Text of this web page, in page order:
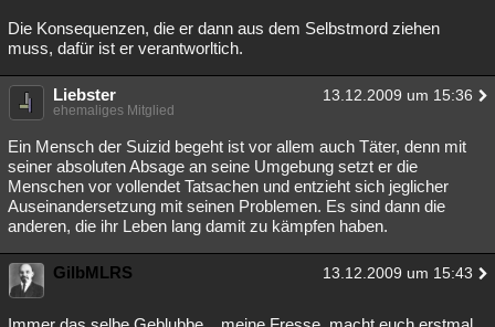
Die Konsequenzen, die er dann aus dem Selbstmord ziehen
muss, dafür ist er verantworltich.
Liebster 13.12.2009 um 15:36
ehemaliges Mitglied
Ein Mensch der Suizid begeht ist vor allem auch Täter, denn mit
seiner absoluten Absage an seine Umgebung setzt er die
Menschen vor vollendet Tatsachen und entzieht sich jeglicher
Auseinandersetzung mit seinen Problemen. Es sind dann die
anderen, die ihr Leben lang damit zu kämpfen haben.
GilbMLRS 13.12.2009 um 15:43